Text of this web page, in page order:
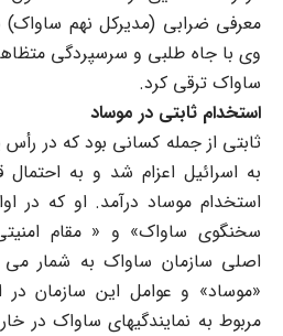
معرفی ضرابی (مدیرکل نهم ساواک)
وی با جاه طلبی و سرسپردگی
ساواک ترقی کرد.
استخدام ثابتی در موساد
ثابتی از جمله کسانی بود که در
به اسرائیل اعزام شد و به
سخنگوی ساواک» و « مقام
اصلی سازمان ساواک به شمار می
«موساد» و عوامل این سازمان
مربوط به نمایندگیهای ساواک در